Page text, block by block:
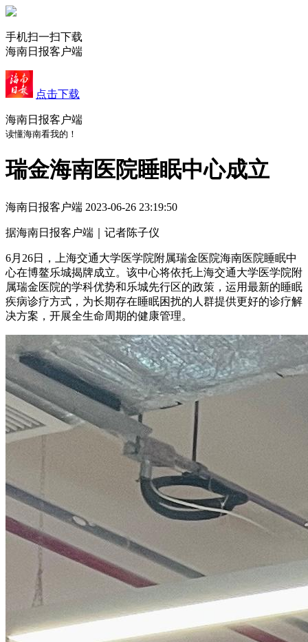
手机扫一扫下载
海南日报客户端
点击下载
海南日报客户端
读懂海南看我的！
瑞金海南医院睡眠中心成立
海南日报客户端 2023-06-26 23:19:50
据海南日报客户端｜记者陈子仪
6月26日，上海交通大学医学院附属瑞金医院海南医院睡眠中
心在博鳌乐城揭牌成立。该中心将依托上海交通大学医学院附
属瑞金医院的学科优势和乐城先行区的政策，运用最新的睡眠
疾病诊疗方式，为长期存在睡眠困扰的人群提供更好的诊疗解
决方案，开展全生命周期的健康管理。